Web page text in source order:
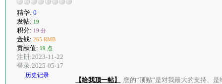
精华: 0
发帖: 19
积分: 19 分
金钱: 265 RMB
贡献值: 19 点
注册:2023-11-22
登录:2025-05-17
历史记录
【给我顶一帖】 您的“顶贴”是对我最大的支持、